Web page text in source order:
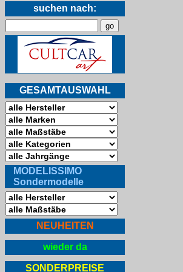
suchen nach:
GESAMTAUSWAHL
MODELISSIMO
Sondermodelle
NEUHEITEN
wieder da
SONDERPREISE